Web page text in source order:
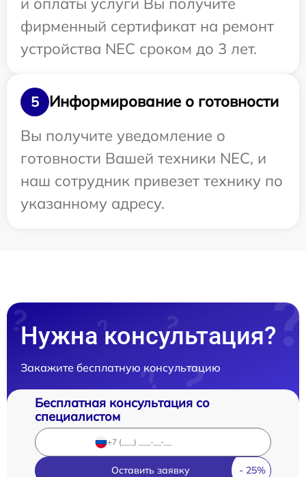
фирменный сертификат на ремонт
устройства NEC сроком до 3 лет.
5
Информирование о готовности
Вы получите уведомление о
готовности Вашей техники NEC, и
наш сотрудник привезет технику по
указанному адресу.
Нужна консультация?
Закажите бесплатную консультацию
Бесплатная консультация со
специалистом
Оставить заявку